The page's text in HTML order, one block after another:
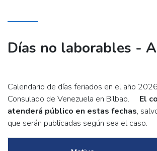
Días no laborables -
Calendario de días feriados en el año
Consulado de Venezuela en Bilbao. El
atenderá público en estas fechas,
que serán publicadas según sea el caso.